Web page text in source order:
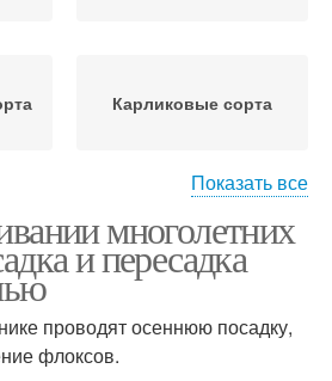
Карликовые сорта
Красивые сорта
Показать все
многолетних
и пересадка
проводят осеннюю посадку,
флоксов.